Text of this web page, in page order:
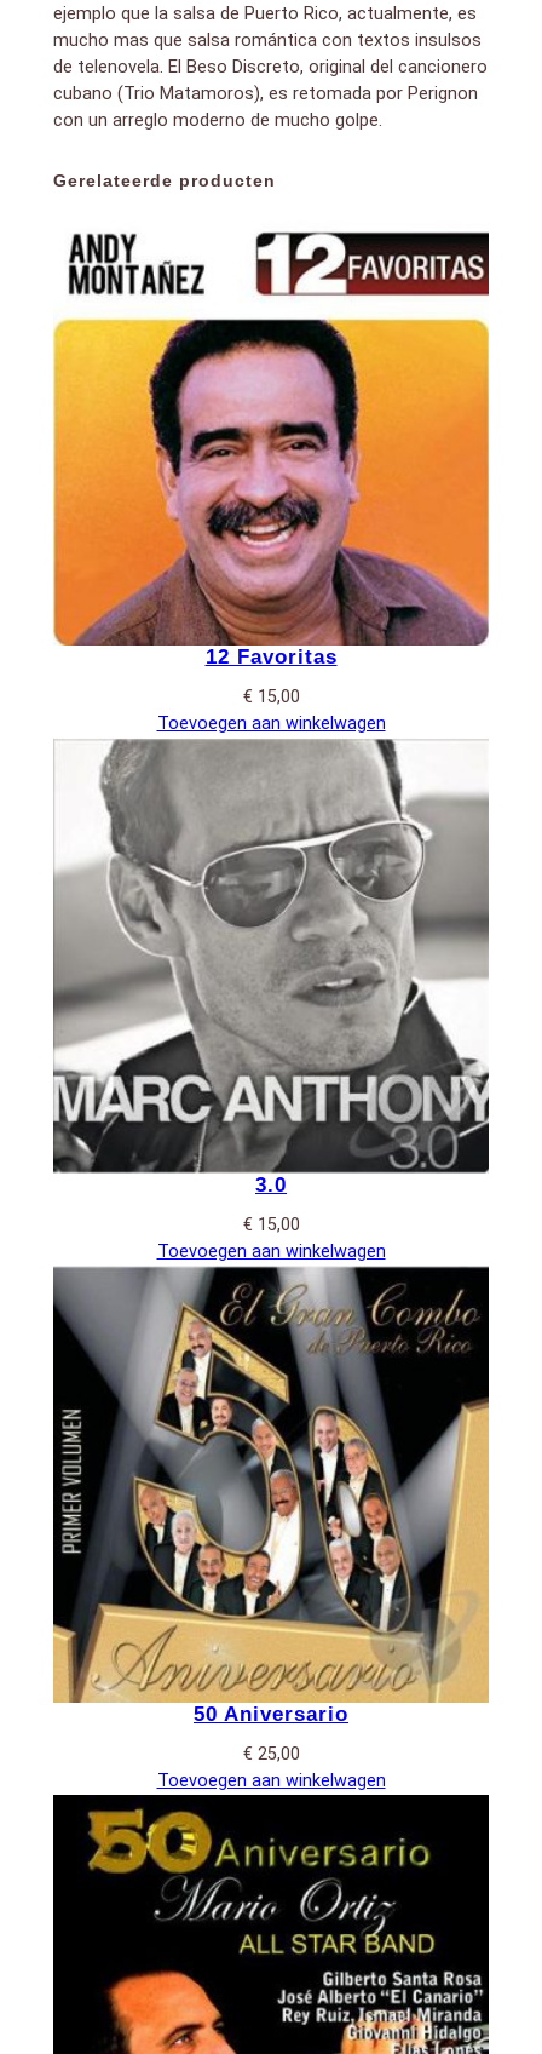
ejemplo que la salsa de Puerto Rico, actualmente, es
mucho mas que salsa romántica con textos insulsos
de telenovela. El Beso Discreto, original del cancionero
cubano (Trio Matamoros), es retomada por Perignon
con un arreglo moderno de mucho golpe.
Gerelateerde producten
12 Favoritas
€ 15,00
Toevoegen aan winkelwagen
3.0
€ 15,00
Toevoegen aan winkelwagen
50 Aniversario
€ 25,00
Toevoegen aan winkelwagen